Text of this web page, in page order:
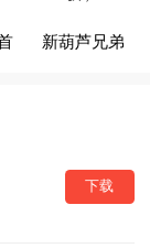
新葫芦兄弟
下载